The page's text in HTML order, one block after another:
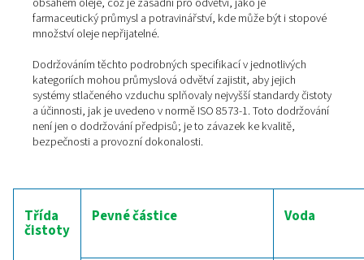
částice s vyšší koncentrací. Dodržování těchto tříd je
aplikacích, kde i ta nejmenší částice může způsobit
kontaminaci výrobku nebo poškození přesného
2. Voda
Voda ve stlačeném vzduchu může existovat v různých
Pára, kapalina nebo aerosol. ISO 8573-1 klasifikuje
pohybují od nižšího rosného bodu, který označuje
až po vyšší rosný bod, což znamená více vlhkosti.
třída 1 vyžaduje tlakový rosný bod o teplotě –70 °C
vhodný pro prostředí, kde vlhkost může výrazně